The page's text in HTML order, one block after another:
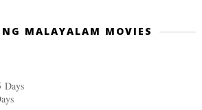
MALAYALAM MOVIES
Days